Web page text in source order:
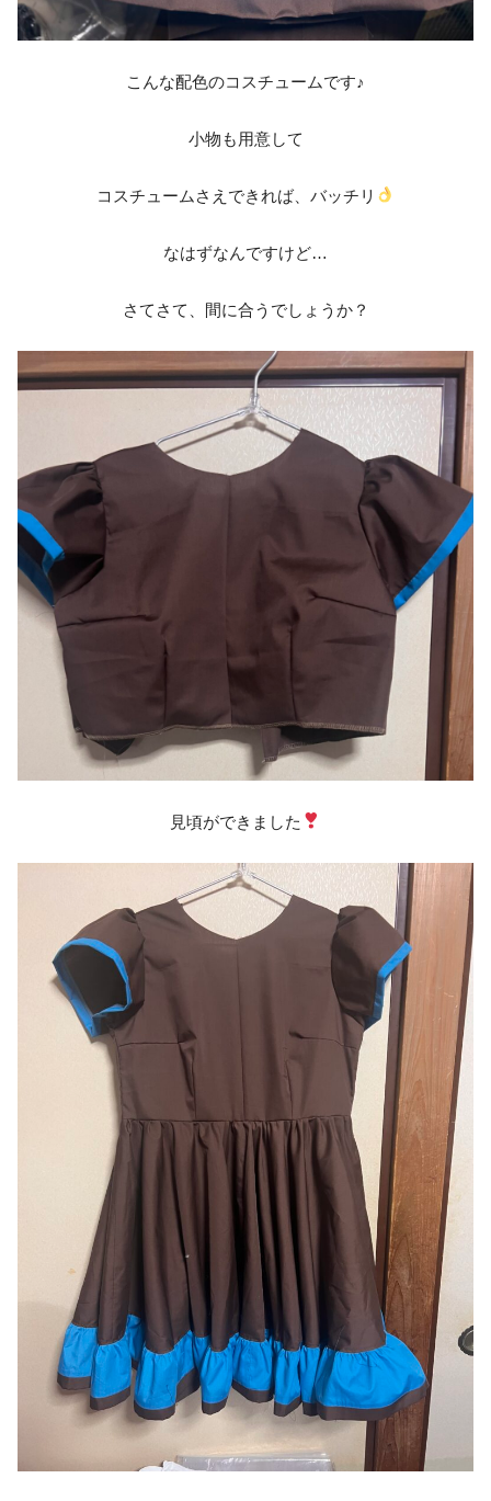
こんな配色のコスチュームです♪
小物も用意して
コスチュームさえできれば、バッチリ
なはずなんですけど…
さてさて、間に合うでしょうか？
見頃ができました